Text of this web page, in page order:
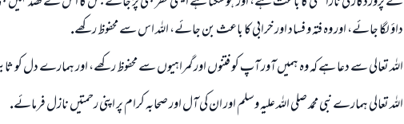
داؤ لگا جائے، اور وہ فتہ و فساد اور خرابى كا باعث بن جائے، اللہ اس سے محفوظ ركھے.
اللہ تعالى سے دعا ہے كہ وہ ہميں آور آپ كو فتنوں اور گمراہيوں سے محفوظ ركھے، اور ہمارے دل كو
اللہ تعالى ہمارے نبى محمد صلى اللہ عليہ وسلم اور ان كى آل اور صحابہ كرام پر اپنى رحمتيں نازل فرمائے.